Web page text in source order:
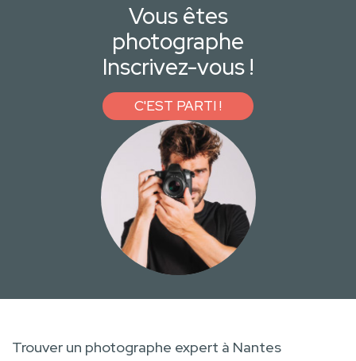
Vous êtes
photographe
Inscrivez-vous !
C'EST PARTI !
Trouver un photographe expert à Nantes